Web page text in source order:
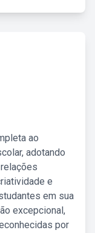
ao
adotando
e
em sua
excepcional,
por